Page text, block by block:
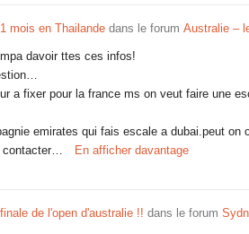
1 mois en Thailande dans le forum Australie –
davoir ttes ces infos!
a fixer pour la france ms on veut faire une
emirates qui fais escale a dubai.peut on
contacter…
En afficher davantage
finale de l'open d'australie !! dans le forum